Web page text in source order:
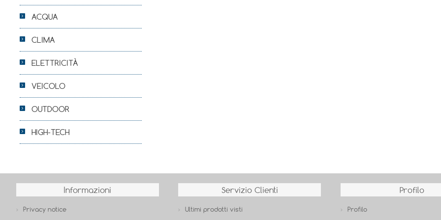
ACQUA
CLIMA
ELETTRICITÀ
VEICOLO
OUTDOOR
HIGH-TECH
Informazioni
Privacy notice
Servizio Clienti
Ultimi prodotti visti
Profilo
Profilo